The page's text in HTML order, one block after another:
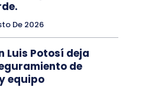
De 2026
Luis Potosí deja
de
equipo